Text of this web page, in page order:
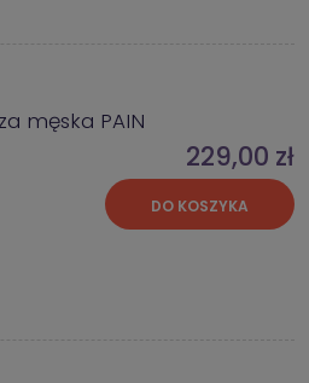
męska PAIN
229,00 zł
DO KOSZYKA